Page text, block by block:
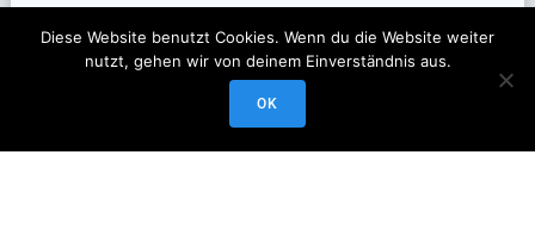
Diese Website benutzt Cookies. Wenn du die Website weiter
nutzt, gehen wir von deinem Einverständnis aus.
OK